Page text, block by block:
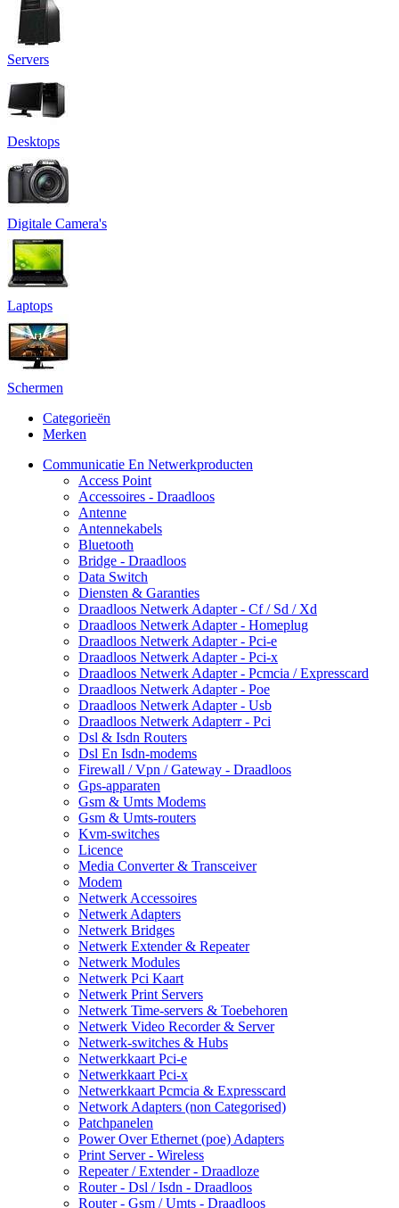
Servers
Desktops
Digitale Camera's
Laptops
Schermen
Categorieën
Merken
Communicatie En Netwerkproducten
Access Point
Accessoires - Draadloos
Antenne
Antennekabels
Bluetooth
Bridge - Draadloos
Data Switch
Diensten & Garanties
Draadloos Netwerk Adapter - Cf / Sd / Xd
Draadloos Netwerk Adapter - Homeplug
Draadloos Netwerk Adapter - Pci-e
Draadloos Netwerk Adapter - Pci-x
Draadloos Netwerk Adapter - Pcmcia / Expresscard
Draadloos Netwerk Adapter - Poe
Draadloos Netwerk Adapter - Usb
Draadloos Netwerk Adapterr - Pci
Dsl & Isdn Routers
Dsl En Isdn-modems
Firewall / Vpn / Gateway - Draadloos
Gps-apparaten
Gsm & Umts Modems
Gsm & Umts-routers
Kvm-switches
Licence
Media Converter & Transceiver
Modem
Netwerk Accessoires
Netwerk Adapters
Netwerk Bridges
Netwerk Extender & Repeater
Netwerk Modules
Netwerk Pci Kaart
Netwerk Print Servers
Netwerk Time-servers & Toebehoren
Netwerk Video Recorder & Server
Netwerk-switches & Hubs
Netwerkkaart Pci-e
Netwerkkaart Pci-x
Netwerkkaart Pcmcia & Expresscard
Network Adapters (non Categorised)
Patchpanelen
Power Over Ethernet (poe) Adapters
Print Server - Wireless
Repeater / Extender - Draadloze
Router - Dsl / Isdn - Draadloos
Router - Gsm / Umts - Draadloos